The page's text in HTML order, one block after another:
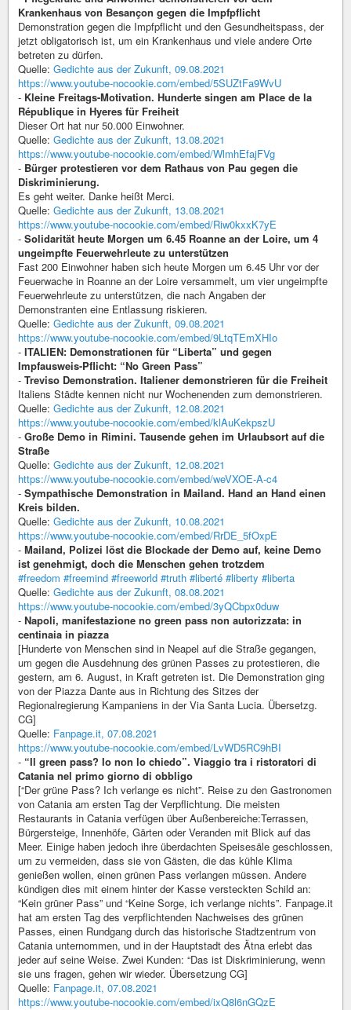
Krankenhaus von Besançon gegen die Impfpflicht
Demonstration gegen die Impfpflicht und den Gesundheitspass, der
jetzt obligatorisch ist, um ein Krankenhaus und viele andere Orte
betreten zu dürfen.
Quelle: Gedichte aus der Zukunft, 09.08.2021
https://www.youtube-nocookie.com/embed/5SUZtFa9WvU
- Kleine Freitags-Motivation. Hunderte singen am Place de la
République in Hyeres für Freiheit
Dieser Ort hat nur 50.000 Einwohner.
Quelle: Gedichte aus der Zukunft, 13.08.2021
https://www.youtube-nocookie.com/embed/WlmhEfajFVg
- Bürger protestieren vor dem Rathaus von Pau gegen die
Diskriminierung.
Es geht weiter. Danke heißt Merci.
Quelle: Gedichte aus der Zukunft, 13.08.2021
https://www.youtube-nocookie.com/embed/Riw0kxxK7yE
- Solidarität heute Morgen um 6.45 Roanne an der Loire, um 4
ungeimpfte Feuerwehrleute zu unterstützen
Fast 200 Einwohner haben sich heute Morgen um 6.45 Uhr vor der
Feuerwache in Roanne an der Loire versammelt, um vier ungeimpfte
Feuerwehrleute zu unterstützen, die nach Angaben der
Demonstranten eine Entlassung riskieren.
Quelle: Gedichte aus der Zukunft, 09.08.2021
https://www.youtube-nocookie.com/embed/9LtqTEmXHIo
- ITALIEN: Demonstrationen für “Liberta” und gegen
Impfausweis-Pflicht: “No Green Pass”
- Treviso Demonstration. Italiener demonstrieren für die Freiheit
Italiens Städte kennen nicht nur Wochenenden zum demonstrieren.
Quelle: Gedichte aus der Zukunft, 12.08.2021
https://www.youtube-nocookie.com/embed/klAuKekpszU
- Große Demo in Rimini. Tausende gehen im Urlaubsort auf die
Straße
Quelle: Gedichte aus der Zukunft, 12.08.2021
https://www.youtube-nocookie.com/embed/weVXOE-A-c4
- Sympathische Demonstration in Mailand. Hand an Hand einen
Kreis bilden.
Quelle: Gedichte aus der Zukunft, 10.08.2021
https://www.youtube-nocookie.com/embed/RrDE_5fOxpE
- Mailand, Polizei löst die Blockade der Demo auf, keine Demo
ist genehmigt, doch die Menschen gehen trotzdem
#freedom #freemind #freeworld #truth #liberté #liberty #liberta
Quelle: Gedichte aus der Zukunft, 08.08.2021
https://www.youtube-nocookie.com/embed/3yQCbpx0duw
- Napoli, manifestazione no green pass non autorizzata: in
centinaia in piazza
[Hunderte von Menschen sind in Neapel auf die Straße gegangen,
um gegen die Ausdehnung des grünen Passes zu protestieren, die
gestern, am 6. August, in Kraft getreten ist. Die Demonstration ging
von der Piazza Dante aus in Richtung des Sitzes der
Regionalregierung Kampaniens in der Via Santa Lucia. Übersetzg.
CG]
Quelle: Fanpage.it, 07.08.2021
https://www.youtube-nocookie.com/embed/LvWD5RC9hBI
- “Il green pass? Io non lo chiedo”. Viaggio tra i ristoratori di
Catania nel primo giorno di obbligo
[“Der grüne Pass? Ich verlange es nicht”. Reise zu den Gastronomen
von Catania am ersten Tag der Verpflichtung. Die meisten
Restaurants in Catania verfügen über Außenbereiche:Terrassen,
Bürgersteige, Innenhöfe, Gärten oder Veranden mit Blick auf das
Meer. Einige haben jedoch ihre überdachten Speisesäle geschlossen,
um zu vermeiden, dass sie von Gästen, die das kühle Klima
genießen wollen, einen grünen Pass verlangen müssen. Andere
kündigen dies mit einem hinter der Kasse versteckten Schild an:
“Kein grüner Pass” und “Keine Sorge, ich verlange nichts”. Fanpage.it
hat am ersten Tag des verpflichtenden Nachweises des grünen
Passes, einen Rundgang durch das historische Stadtzentrum von
Catania unternommen, und in der Hauptstadt des Ätna erlebt das
jeder auf seine Weise. Zwei Kunden: “Das ist Diskriminierung, wenn
sie uns fragen, gehen wir wieder. Übersetzung CG]
Quelle: Fanpage.it, 07.08.2021
https://www.youtube-nocookie.com/embed/ixQ8l6nGQzE